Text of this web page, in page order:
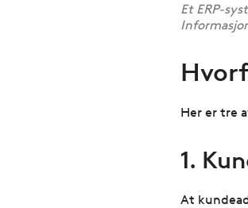
Et ERP-
Her er tre
1.
At